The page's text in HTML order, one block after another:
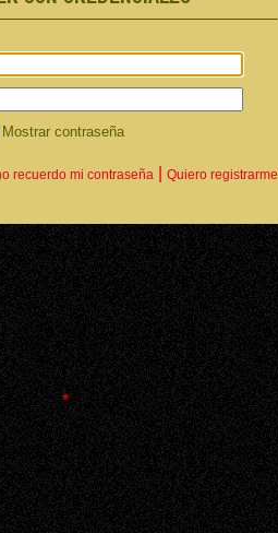
Mostrar contraseña
recuerdo mi contraseña Quiero registrarme
*